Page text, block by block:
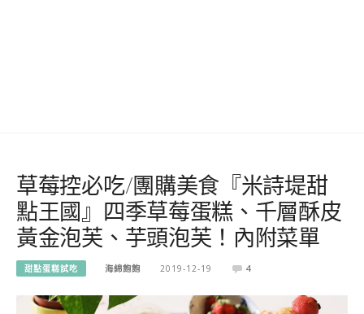
草莓控必吃/團購美食『米詩堤甜
點王國』四季草莓蛋糕、千層酥皮
黃金泡芙、芋頭泡芙！內附菜單
甜點蛋糕試吃 海綿飽飽 2019-12-19 4